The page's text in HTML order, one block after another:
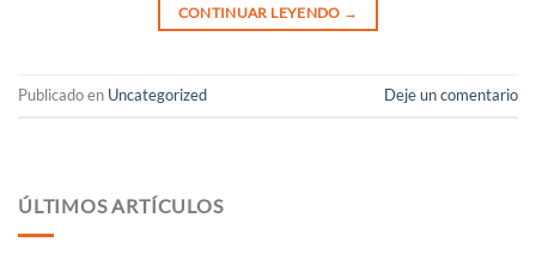
CONTINUAR LEYENDO →
Publicado en Uncategorized Deje un comentario
ÚLTIMOS ARTÍCULOS